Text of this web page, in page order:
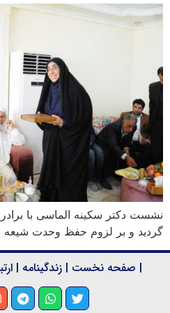
نشست دکتر سکینه الماسی با
گردید و بر لزوم حفظ وحدت شیعه
| صفحه نخست | زندگینامه |